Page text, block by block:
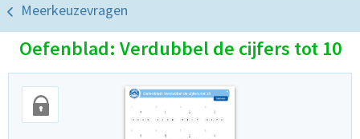
Meerkeuzevragen
Oefenblad: Verdubbel de cijfers tot 10